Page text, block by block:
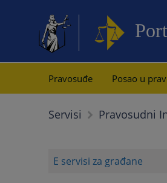
Pravosuđe Posao u
Servisi Pravosudni
E servisi za građane